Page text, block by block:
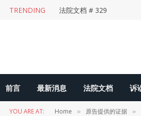
TRENDING 法院文档 # 329
前言 最新消息 法院文档 诉
YOU ARE AT: Home » 原告提供的证据 »